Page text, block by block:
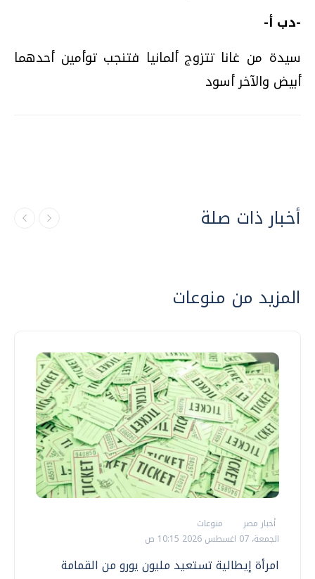
-دب أ-
سيدة من غانا تتزوج ألمانيا فتنجب توأمين أحدهما
أبيض والآخر أسود
أخبار ذات صلة
المزيد من منوعات
أخبار مصر
منوعات
الجمعة، 07 اغسطس 2026 10:15 ص
امرأة إيطالية تستعيد مليون يورو من القمامة